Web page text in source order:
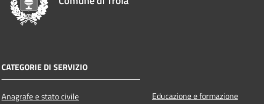
CATEGORIE DI SERVIZIO
Anagrafe e stato civile
Educazione e formazione